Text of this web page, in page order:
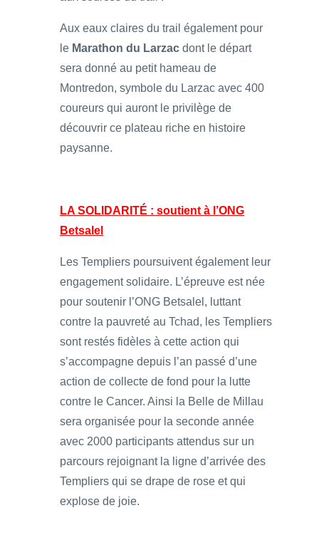
Aux eaux claires du trail également pour
le Marathon du Larzac dont le départ
sera donné au petit hameau de
Montredon, symbole du Larzac avec 400
coureurs qui auront le privilège de
découvrir ce plateau riche en histoire
paysanne.
LA SOLIDARITÉ : soutient à l’ONG
Betsalel
Les Templiers poursuivent également leur
engagement solidaire. L’épreuve est née
pour soutenir l’ONG Betsalel, luttant
contre la pauvreté au Tchad, les Templiers
sont restés fidèles à cette action qui
s’accompagne depuis l’an passé d’une
action de collecte de fond pour la lutte
contre le Cancer. Ainsi la Belle de Millau
sera organisée pour la seconde année
avec 2000 participants attendus sur un
parcours rejoignant la ligne d’arrivée des
Templiers qui se drape de rose et qui
explose de joie.